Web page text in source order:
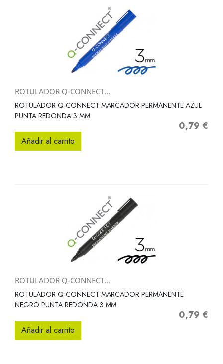
ROTULADOR Q-CONNECT...
ROTULADOR Q-CONNECT MARCADOR PERMANENTE AZUL
PUNTA REDONDA 3 MM
Precio
0,79 €
Añadir al carrito
ROTULADOR Q-CONNECT...
ROTULADOR Q-CONNECT MARCADOR PERMANENTE
NEGRO PUNTA REDONDA 3 MM
Precio
0,79 €
Añadir al carrito